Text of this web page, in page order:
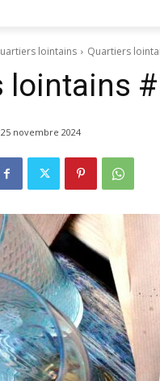
lointains Quartiers
lointains
25 novembre 2024